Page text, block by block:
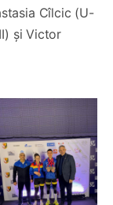
Cîlcic (U-
și Victor